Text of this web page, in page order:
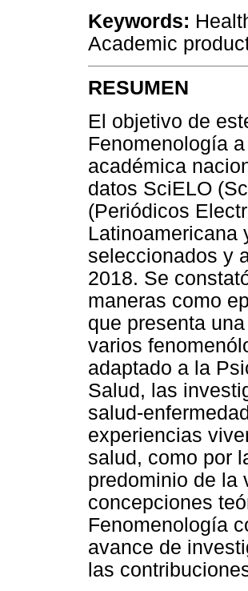
Keywords:
Academic
RESUMEN
El objetivo de
Fenomenología
académica
datos SciELO
(Periódicos
Latinoamericana
seleccionados y
2018. Se
maneras como
que presenta
varios
adaptado a la
Salud, las
salud-
experiencias
salud, como por
predominio de la
concepciones
Fenomenología
avance de
las